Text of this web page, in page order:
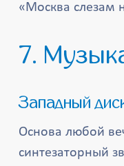
«Москва слезам
7.
Западный
Основа любой
синтезаторный